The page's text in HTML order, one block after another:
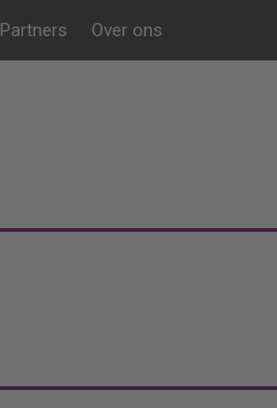
Partners Over ons